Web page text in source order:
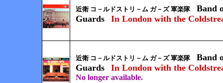
近衛 コ－ルドストリ－ム ガ－ズ 軍楽隊 Band
Guards
In London with the
近衛 コ－ルドストリ－ム ガ－ズ 軍楽隊 Band
Guards
In London with the
No longer available.